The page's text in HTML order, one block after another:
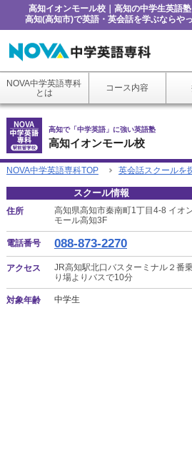
高知イオンモール校｜高知の中学生英語
高知(高知市)で英語・英会話を学ぶならや
NOVA中学英語専科
とは
コース内容
高知イオンモール校
高知で「中学英語」に強い英語塾
NOVA中学英語専科TOP 英会話スクールを
スクール情報
住所
高知県高知市秦南町1丁目4-8 イオ
モール高知3F
電話番号 088-873-2270
アクセス
JR高知駅北口バスターミナル２番
り場よりバスで10分
対象年齢 中学生